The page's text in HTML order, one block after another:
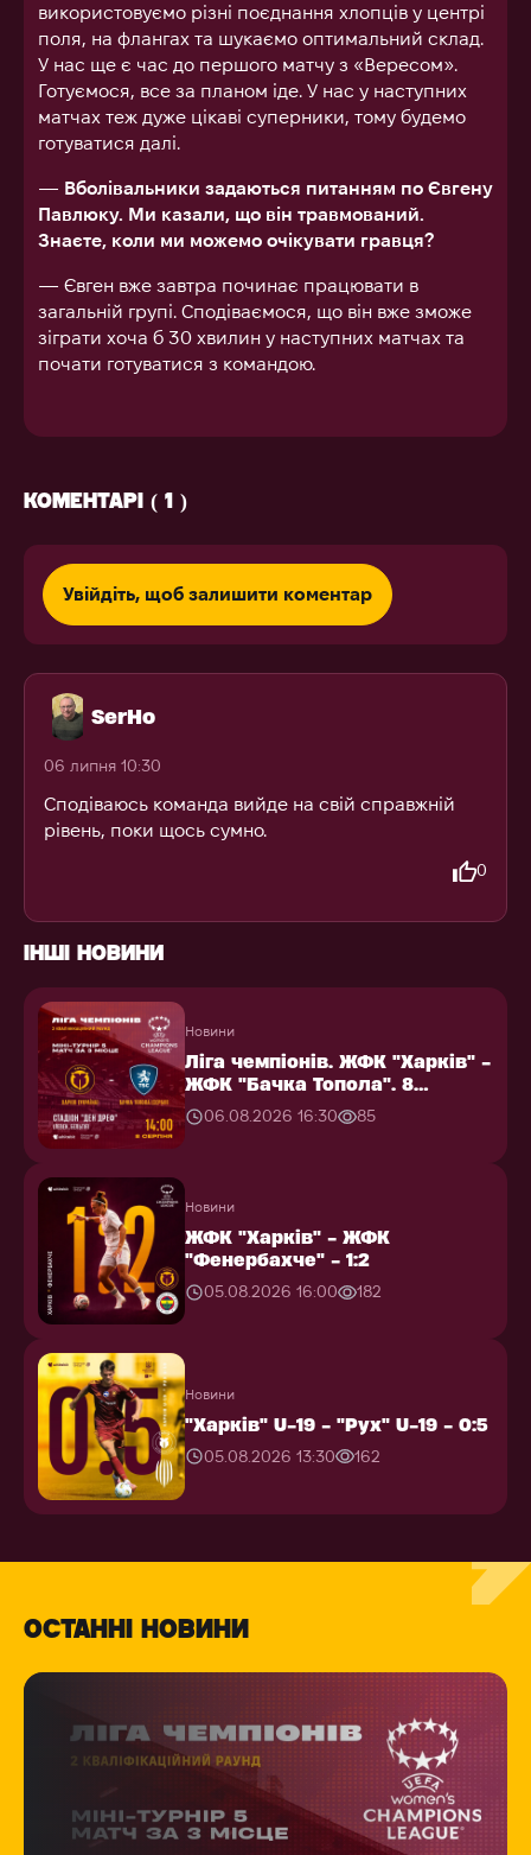
використовуємо різні поєднання хлопців у центрі
поля, на флангах та шукаємо оптимальний склад.
У нас ще є час до першого матчу з «Вересом».
Готуємося, все за планом іде. У нас у наступних
матчах теж дуже цікаві суперники, тому будемо
готуватися далі.
— Вболівальники задаються питанням по Євгену
Павлюку. Ми казали, що він травмований.
Знаєте, коли ми можемо очікувати гравця?
— Євген вже завтра починає працювати в
загальній групі. Сподіваємося, що він вже зможе
зіграти хоча б 30 хвилин у наступних матчах та
почати готуватися з командою.
КОМЕНТАРІ ( 1 )
Увійдіть, щоб залишити коментар
SerHo
06 липня 10:30
Сподіваюсь команда вийде на свій справжній
рівень, поки щось сумно.
0
ІНШІ НОВИНИ
Новини
Ліга чемпіонів. ЖФК "Харків" -
ЖФК "Бачка Топола". 8
серпня...
06.08.2026 16:30 85
Новини
ЖФК "Харків" - ЖФК
"Фенербахче" - 1:2
05.08.2026 16:00 182
Новини
"Харків" U-19 - "Рух" U-19 - 0:5
05.08.2026 13:30 162
ОСТАННІ НОВИНИ